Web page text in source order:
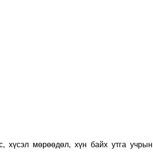
хүсэл мөрөөдөл, хүн байх утга учрын